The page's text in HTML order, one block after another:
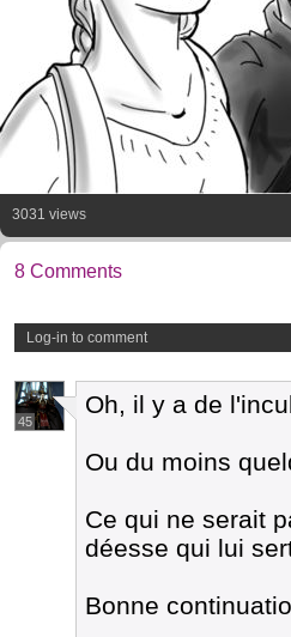
3031 views
8 Comments
Log-in to comment
45
Oh, il y a de
Ou du moins
Ce qui ne serait
déesse qui lui
Bonne